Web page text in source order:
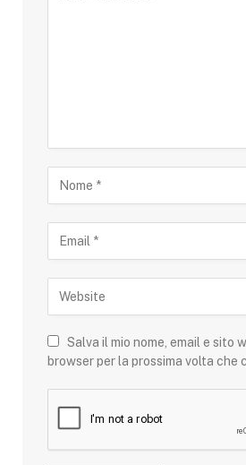
Salva il mio nome, email e sito
browser per la prossima volta che